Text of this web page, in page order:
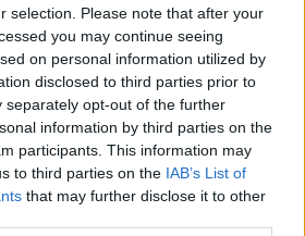
selection. Please note that after your
you may continue seeing
on personal information utilized by
disclosed to third parties prior to
separately opt-out of the further
information by third parties on the
participants. This information may
to third parties on the IAB’s List of
that may further disclose it to other
renovacím
Majitelé rodinných domů, kteří
se chystají na rekonstrukci,
získali od letošního května
nový nástroj, který jim má
pomoci vyhnout se zbytečným
investicím. Ministerstvo životního
systém renovačních pasů, které mají
modernizace domu a usnadnit cestu k